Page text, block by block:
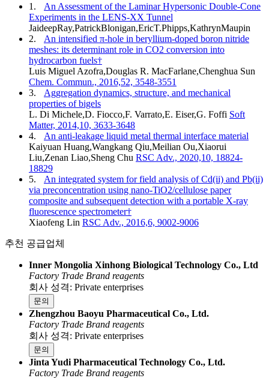
1.
An Assessment of the Laminar Hypersonic Double-Cone
Experiments in the LENS-XX Tunnel
JaideepRay,PatrickBlonigan,EricT.Phipps,KathrynMaupin
2.
An intensified π-hole in beryllium-doped boron nitride
meshes: its determinant role in CO2 conversion into
hydrocarbon fuels†
Luis Miguel Azofra,Douglas R. MacFarlane,Chenghua Sun
Chem. Commun., 2016,52, 3548-3551
3.
Aggregation dynamics, structure, and mechanical
properties of bigels
L. Di Michele,D. Fiocco,F. Varrato,E. Eiser,G. Foffi Soft
Matter, 2014,10, 3633-3648
4.
An anti-leakage liquid metal thermal interface material
Kaiyuan Huang,Wangkang Qiu,Meilian Ou,Xiaorui
Liu,Zenan Liao,Sheng Chu RSC Adv., 2020,10, 18824-
18829
5.
An integrated system for field analysis of Cd(ii) and Pb(ii)
via preconcentration using nano-TiO2/cellulose paper
composite and subsequent detection with a portable X-ray
fluorescence spectrometer†
Xiaofeng Lin RSC Adv., 2016,6, 9002-9006
추천 공급업체
Inner Mongolia Xinhong Biological Technology Co., Ltd
Factory Trade Brand reagents
회사 성격: Private enterprises
문의
Zhengzhou Baoyu Pharmaceutical Co., Ltd.
Factory Trade Brand reagents
회사 성격: Private enterprises
문의
Jinta Yudi Pharmaceutical Technology Co., Ltd.
Factory Trade Brand reagents